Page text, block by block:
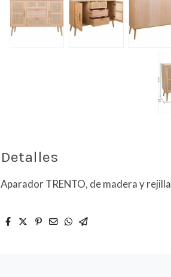
Detalles
Aparador TRENTO, de madera y rejilla